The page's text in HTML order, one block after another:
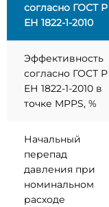
согласно ГОСТ Р
ЕН 1822-1-2010
Эффективность
согласно ГОСТ Р
ЕН 1822-1-2010 в
точке MPPS, %
Начальный
перепад
давления при
номинальном
расходе